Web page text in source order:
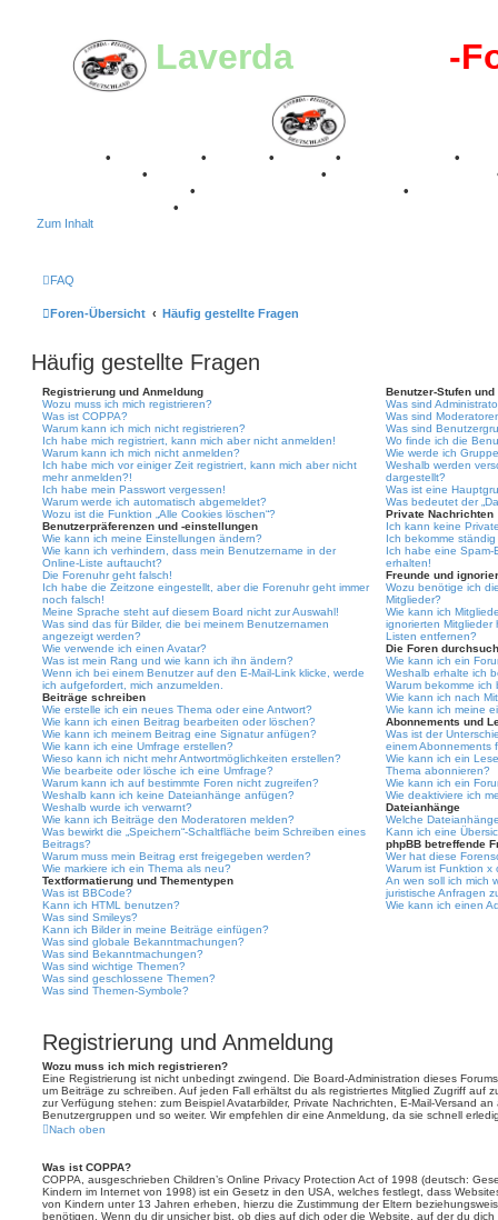
Laverda-Register -
• • • •
•
• •
• •
•
Zum Inhalt
FAQ
Foren-Übersicht Häufig gestellte Fragen
Häufig gestellte Fragen
Registrierung und Anmeldung
Wozu muss ich mich registrieren?
Was ist COPPA?
Warum kann ich mich nicht registrieren?
Ich habe mich registriert, kann mich aber nicht anmelden!
Warum kann ich mich nicht anmelden?
Ich habe mich vor einiger Zeit registriert, kann mich aber nicht
mehr anmelden?!
Ich habe mein Passwort vergessen!
Warum werde ich automatisch abgemeldet?
Wozu ist die Funktion „Alle Cookies löschen“?
Benutzerpräferenzen und -einstellungen
Wie kann ich meine Einstellungen ändern?
Wie kann ich verhindern, dass mein Benutzername in der
Online-Liste auftaucht?
Die Forenuhr geht falsch!
Ich habe die Zeitzone eingestellt, aber die Forenuhr geht immer
noch falsch!
Meine Sprache steht auf diesem Board nicht zur Auswahl!
Was sind das für Bilder, die bei meinem Benutzernamen
angezeigt werden?
Wie verwende ich einen Avatar?
Was ist mein Rang und wie kann ich ihn ändern?
Wenn ich bei einem Benutzer auf den E-Mail-Link klicke, werde
ich aufgefordert, mich anzumelden.
Beiträge schreiben
Wie erstelle ich ein neues Thema oder eine Antwort?
Wie kann ich einen Beitrag bearbeiten oder löschen?
Wie kann ich meinem Beitrag eine Signatur anfügen?
Wie kann ich eine Umfrage erstellen?
Wieso kann ich nicht mehr Antwortmöglichkeiten erstellen?
Wie bearbeite oder lösche ich eine Umfrage?
Warum kann ich auf bestimmte Foren nicht zugreifen?
Weshalb kann ich keine Dateianhänge anfügen?
Weshalb wurde ich verwarnt?
Wie kann ich Beiträge den Moderatoren melden?
Was bewirkt die „Speichern“-Schaltfläche beim Schreiben eines
Beitrags?
Warum muss mein Beitrag erst freigegeben werden?
Wie markiere ich ein Thema als neu?
Textformatierung und Thementypen
Was ist BBCode?
Kann ich HTML benutzen?
Was sind Smileys?
Kann ich Bilder in meine Beiträge einfügen?
Was sind globale Bekanntmachungen?
Was sind Bekanntmachungen?
Was sind wichtige Themen?
Was sind geschlossene Themen?
Was sind Themen-Symbole?
Benutzer-Stufen und
Was sind
Was sind
Was sind
Wo finde ich die
Wie werde ich
Weshalb werden
dargestellt?
Was ist eine
Was bedeutet der
Private Nachrichten
Ich kann keine
Ich bekomme
Ich habe eine Spam-
erhalten!
Freunde und
Wozu benötige ich
Mitglieder?
Wie kann ich
ignorierten
Listen entfernen?
Die Foren
Wie kann ich ein
Weshalb erhalte ich
Warum bekomme
Wie kann ich nach
Wie kann ich meine
Abonnements und
Was ist der
einem Abonnements
Wie kann ich ein
Thema abonnieren?
Wie kann ich ein
Wie deaktiviere ich
Dateianhänge
Welche
Kann ich eine
phpBB betreffende
Wer hat diese
Warum ist Funktion
An wen soll ich mich
juristische Anfragen
Wie kann ich einen
Registrierung und Anmeldung
Wozu muss ich mich registrieren?
Eine Registrierung ist nicht unbedingt zwingend. Die Board-Administration dieses
um Beiträge zu schreiben. Auf jeden Fall erhältst du als registriertes Mitglied Zugriff auf
zur Verfügung stehen: zum Beispiel Avatarbilder, Private Nachrichten, E-Mail-Versand
Benutzergruppen und so weiter. Wir empfehlen dir eine Anmeldung, da sie schnell
Nach oben
Was ist COPPA?
COPPA, ausgeschrieben Children’s Online Privacy Protection Act of 1998 (deutsch:
Kindern im Internet von 1998) ist ein Gesetz in den USA, welches festlegt, dass
von Kindern unter 13 Jahren erheben, hierzu die Zustimmung der Eltern
benötigen. Wenn du dir unsicher bist, ob dies auf dich oder die Website, auf der du